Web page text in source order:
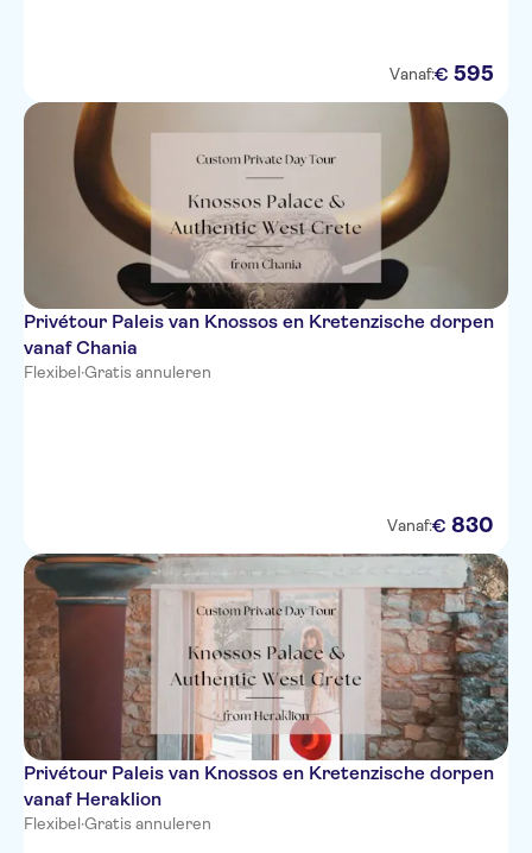
Vanaf:€ 595
Privétour Paleis van Knossos en Kretenzische dorpen
vanaf Chania
Flexibel·Gratis annuleren
Vanaf:€ 830
Privétour Paleis van Knossos en Kretenzische dorpen
vanaf Heraklion
Flexibel·Gratis annuleren